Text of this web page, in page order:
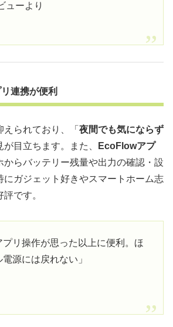
ューより
連携が便利
られており、「 夜間でも気にならず
が目立ちます。また、
EcoFlowアプ
からバッテリー残量や出力の確認・設
にガジェット好きやスマートホーム志
です。
プリ操作が思った以上に便利。ほ
源には戻れない」